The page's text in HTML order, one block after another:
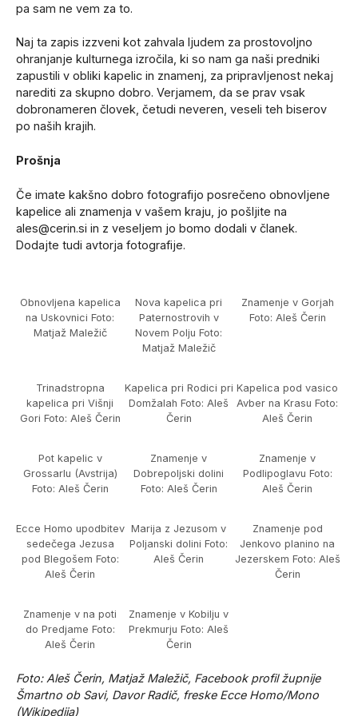
pa sam ne vem za to.
Naj ta zapis izzveni kot zahvala ljudem za prostovoljno
ohranjanje kulturnega izročila, ki so nam ga naši predniki
zapustili v obliki kapelic in znamenj, za pripravljenost nekaj
narediti za skupno dobro. Verjamem, da se prav vsak
dobronameren človek, četudi neveren, veseli teh biserov
po naših krajih.
Prošnja
Če imate kakšno dobro fotografijo posrečeno obnovljene
kapelice ali znamenja v vašem kraju, jo pošljite na
ales@cerin.si in z veseljem jo bomo dodali v članek.
Dodajte tudi avtorja fotografije.
Obnovljena kapelica
na Uskovnici Foto:
Matjaž Maležič
Nova kapelica pri
Paternostrovih v
Novem Polju Foto:
Matjaž Maležič
Znamenje v Gorjah
Foto: Aleš Čerin
Trinadstropna
kapelica pri Višnji
Gori Foto: Aleš Čerin
Kapelica pri Rodici pri
Domžalah Foto: Aleš
Čerin
Kapelica pod vasico
Avber na Krasu Foto:
Aleš Čerin
Pot kapelic v
Grossarlu (Avstrija)
Foto: Aleš Čerin
Znamenje v
Dobrepoljski dolini
Foto: Aleš Čerin
Znamenje v
Podlipoglavu Foto:
Aleš Čerin
Ecce Homo upodbitev
sedečega Jezusa
pod Blegošem Foto:
Aleš Čerin
Marija z Jezusom v
Poljanski dolini Foto:
Aleš Čerin
Znamenje pod
Jenkovo planino na
Jezerskem Foto: Aleš
Čerin
Znamenje v na poti
do Predjame Foto:
Aleš Čerin
Znamenje v Kobilju v
Prekmurju Foto: Aleš
Čerin
Foto: Aleš Čerin, Matjaž Maležič, Facebook profil župnije
Šmartno ob Savi, Davor Radič, freske Ecce Homo/Mono
(Wikipedija)